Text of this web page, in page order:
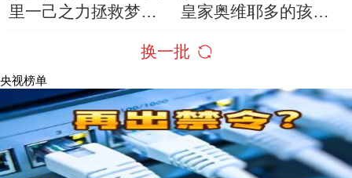
里一己之力拯救梦之
皇家奥维耶多的孩子
换一批
央视榜单